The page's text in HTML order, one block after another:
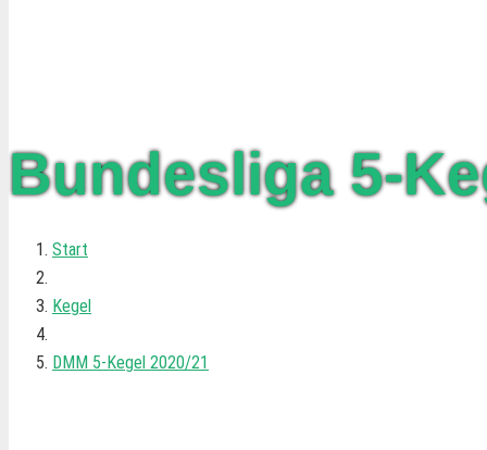
Bundesliga 5-
Start
Kegel
DMM 5-Kegel 2020/21